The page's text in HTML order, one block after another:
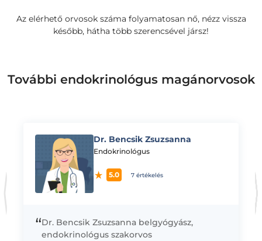
Az elérhető orvosok száma folyamatosan nő, nézz vissza
később, hátha több szerencsével jársz!
További endokrinológus magánorvosok
Dr. Bencsik Zsuzsanna
Endokrinológus
5.0 7 értékelés
“Dr. Bencsik Zsuzsanna belgyógyász,
endokrinológus szakorvos